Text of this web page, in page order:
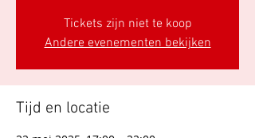
Tickets zijn niet te koop
Andere evenementen bekijken
Tijd en locatie